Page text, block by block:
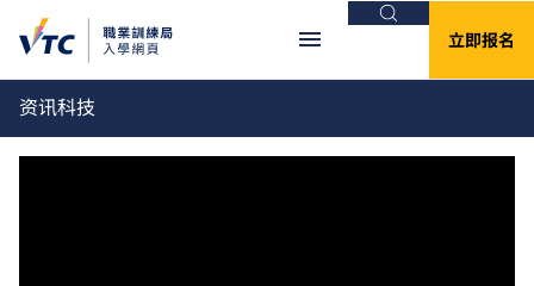
搜索
立即报名
资讯科技